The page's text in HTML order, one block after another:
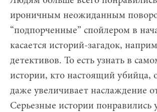
ироничным неожиданным
“подпорченные” спойлером в
касается историй-загадок,
детективов. То есть узнать в
истории, кто настоящий убийца,
даже увеличивает наслаждение
Серьезные истории понравились